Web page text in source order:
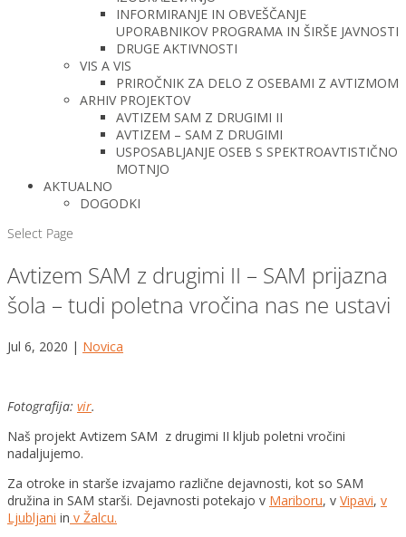
INFORMIRANJE IN OBVEŠČANJE
UPORABNIKOV PROGRAMA IN ŠIRŠE JAVNOSTI
DRUGE AKTIVNOSTI
VIS A VIS
PRIROČNIK ZA DELO Z OSEBAMI Z AVTIZMOM
ARHIV PROJEKTOV
AVTIZEM SAM Z DRUGIMI II
AVTIZEM – SAM Z DRUGIMI
USPOSABLJANJE OSEB S SPEKTROAVTISTIČNO
MOTNJO
AKTUALNO
DOGODKI
Select Page
Avtizem SAM z drugimi II – SAM prijazna
šola – tudi poletna vročina nas ne ustavi
Jul 6, 2020 | Novica
Fotografija: vir.
Naš projekt Avtizem SAM z drugimi II kljub poletni vročini
nadaljujemo.
Za otroke in starše izvajamo različne dejavnosti, kot so SAM
družina in SAM starši. Dejavnosti potekajo v Mariboru, v Vipavi, v
Ljubljani in v Žalcu.